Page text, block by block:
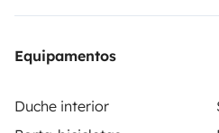
Equipamentos
Duche interior